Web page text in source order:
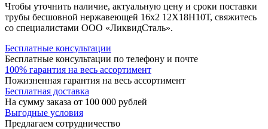
Чтобы уточнить наличие, актуальную цену и сроки поставки
трубы бесшовной нержавеющей 16х2 12Х18Н10Т, свяжитесь
со специалистами ООО «ЛиквидСталь».
Бесплатные консультации
Бесплатные консультации по телефону и почте
100% гарантия на весь ассортимент
Пожизненная гарантия на весь ассортимент
Бесплатная доставка
На сумму заказа от 100 000 рублей
Выгодные условия
Предлагаем сотрудничество